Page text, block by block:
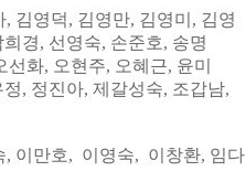
, 김영덕, 김영만, 김영미, 김영
희경, 선영숙, 손준호, 송명
선화, 오현주, 오혜근, 윤미
정, 정진아, 제갈성숙, 조갑남,
, 이만호, 이영숙, 이창환, 임다